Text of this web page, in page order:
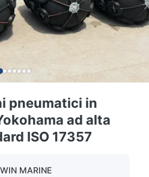
pneumatici in
ad alta
ISO 17357
MARINE